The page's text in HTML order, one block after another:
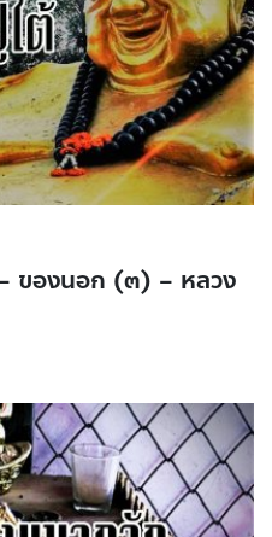
ของนอก (๓) – หลวง